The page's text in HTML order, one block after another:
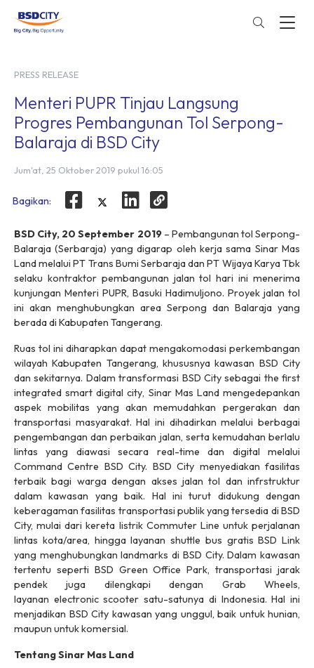
PRESS RELEASE
Menteri PUPR Tinjau Langsung
Progres Pembangunan Tol Serpong-
Balaraja di BSD City
Jum'at, 25 Oktober 2019 pukul 16:05
Bagikan:
BSD City, 20 September 2019– Pembangunan tol Serpong-
Balaraja (Serbaraja) yang digarap oleh kerja sama Sinar Mas
Land melalui PT Trans Bumi Serbaraja dan PT Wijaya Karya Tbk
selaku kontraktor pembangunan jalan tol hari ini menerima
kunjungan Menteri PUPR, Basuki Hadimuljono. Proyek jalan tol
ini akan menghubungkan area Serpong dan Balaraja yang
berada di Kabupaten Tangerang.
Ruas tol ini diharapkan dapat mengakomodasi perkembangan
wilayah Kabupaten Tangerang, khususnya kawasan BSD City
dan sekitarnya. Dalam transformasi BSD City sebagai the first
integrated smart digital city, Sinar Mas Land mengedepankan
aspek mobilitas yang akan memudahkan pergerakan dan
transportasi masyarakat. Hal ini dihadirkan melalui berbagai
pengembangan dan perbaikan jalan, serta kemudahan berlalu
lintas yang diawasi secara real-time dan digital melalui
Command Centre BSD City. BSD City menyediakan fasilitas
terbaik bagi warga dengan akses jalan tol dan infrstruktur
dalam kawasan yang baik. Hal ini turut didukung dengan
keberagaman fasilitas transportasi publik yang tersedia di BSD
City, mulai dari kereta listrik Commuter Line untuk perjalanan
lintas kota/area, hingga layanan shuttle bus gratis BSD Link
yang menghubungkan landmarks di BSD City. Dalam kawasan
tertentu seperti BSD Green Office Park, transportasi jarak
pendek juga dilengkapi dengan Grab Wheels,
layanan electronic scooter satu-satunya di Indonesia. Hal ini
menjadikan BSD City kawasan yang unggul, baik untuk hunian,
maupun untuk komersial.
Tentang Sinar Mas Land